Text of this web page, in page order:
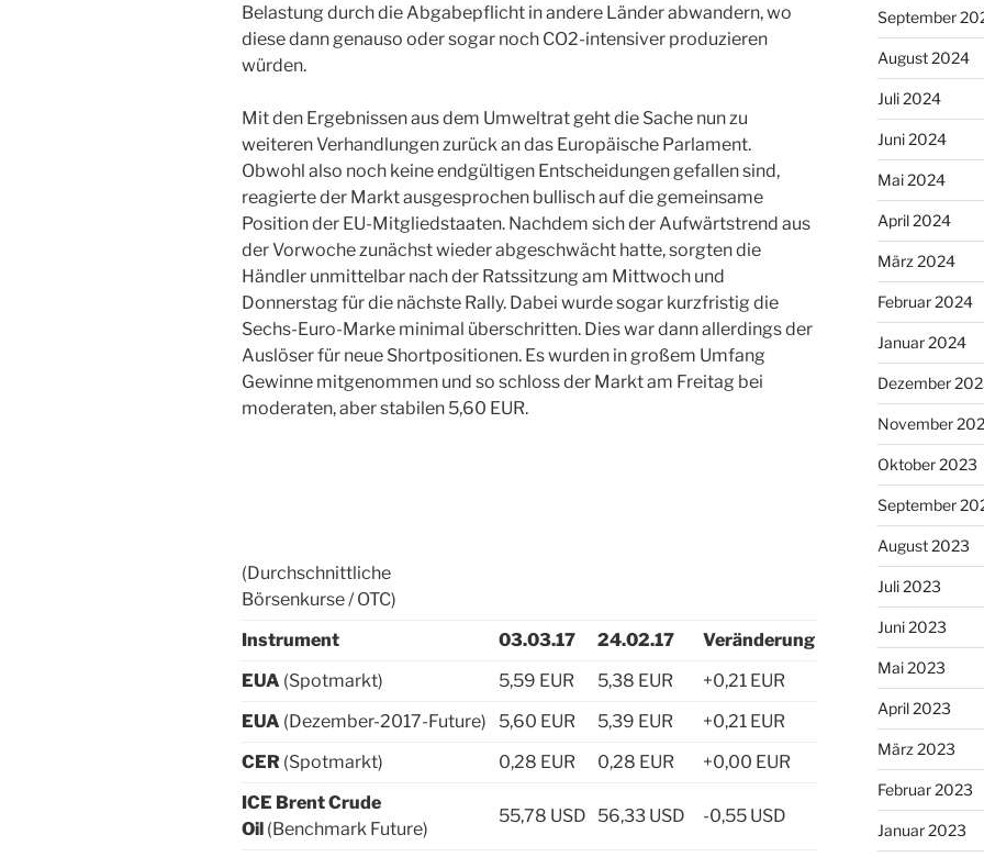
Belastung durch die Abgabepflicht in andere Länder abwandern, wo
diese dann genauso oder sogar noch CO2-intensiver produzieren
würden.
Mit den Ergebnissen aus dem Umweltrat geht die Sache nun zu
weiteren Verhandlungen zurück an das Europäische Parlament.
Obwohl also noch keine endgültigen Entscheidungen gefallen sind,
reagierte der Markt ausgesprochen bullisch auf die gemeinsame
Position der EU-Mitgliedstaaten. Nachdem sich der Aufwärtstrend aus
der Vorwoche zunächst wieder abgeschwächt hatte, sorgten die
Händler unmittelbar nach der Ratssitzung am Mittwoch und
Donnerstag für die nächste Rally. Dabei wurde sogar kurzfristig die
Sechs-Euro-Marke minimal überschritten. Dies war dann allerdings der
Auslöser für neue Shortpositionen. Es wurden in großem Umfang
Gewinne mitgenommen und so schloss der Markt am Freitag bei
moderaten, aber stabilen 5,60 EUR.
(Durchschnittliche
Börsenkurse / OTC)
Instrument
03.03.17 24.02.17
Veränderung
EUA (Spotmarkt) 5,59 EUR 5,38 EUR
+0,21 EUR
EUA (Dezember-2017-Future) 5,60 EUR 5,39 EUR
+0,21 EUR
CER (Spotmarkt) 0,28 EUR 0,28 EUR
+0,00 EUR
ICE Brent Crude
Oil (Benchmark Future)
55,78 USD 56,33 USD -0,55 USD
September
August 2024
Juli 2024
Juni 2024
Mai 2024
April 2024
März 2024
Februar 2024
Januar 2024
Dezember
November
Oktober 2023
September
August 2023
Juli 2023
Juni 2023
Mai 2023
April 2023
März 2023
Februar 2023
Januar 2023